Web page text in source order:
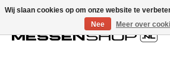
Wij slaan cookies op om onze website te
Nee
Meer over